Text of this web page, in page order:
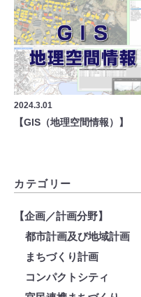
2024.3.01
【GIS（地理空間情報）】
カテゴリー
【企画／計画分野】
都市計画及び地域計画
まちづくり計画
コンパクトシティ